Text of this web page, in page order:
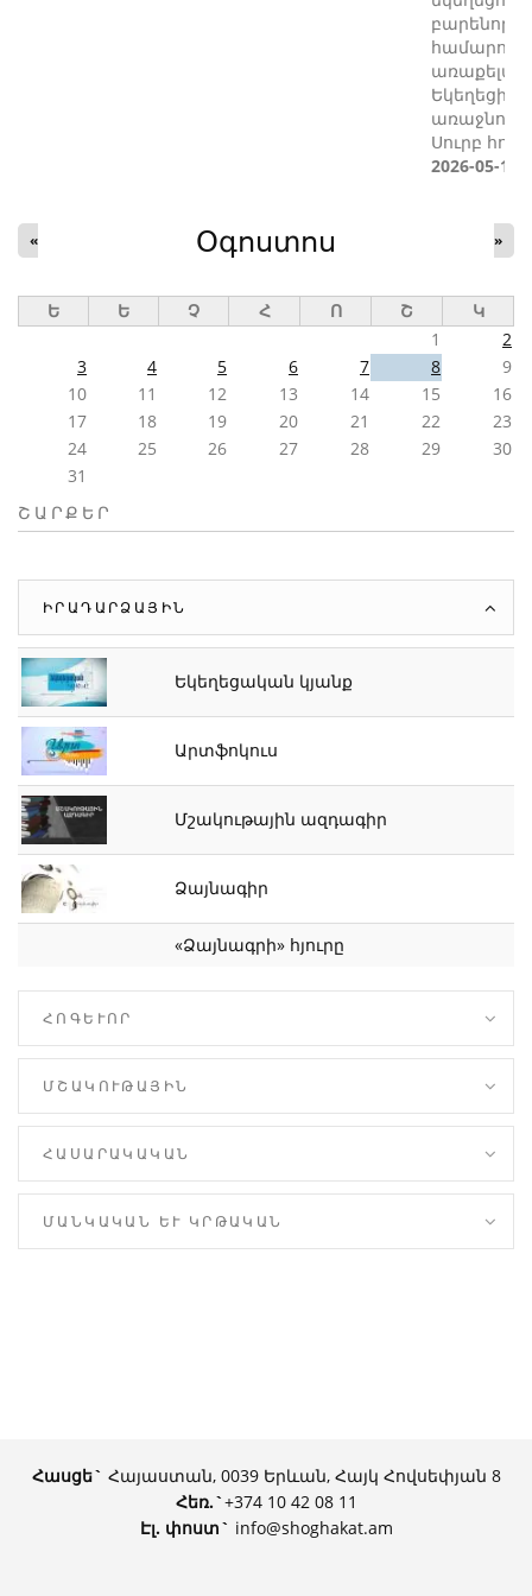
համարում
Եկեղեցին
Սուրբ
2026-05-11
Օգոստոս
« »
Ե Ե Չ Հ Ո Շ
Կ
1
2
3
4 5 6 7 8
9
10
11 12 13 14 15
16
17
18 19 20 21 22
23
24
25 26 27 28 29
30
31
ՇԱՐՔԵՐ
ԻՐԱԴԱՐՁԱՅԻՆ
Եկեղեցական կյանք
Արտֆոկուս
Մշակութային ազդագիր
Ձայնագիր
«Ձայնագրի» հյուրը
ՀՈԳԵՒՈՐ
ՄՇԱԿՈՒԹԱՅԻՆ
ՀԱՍԱՐԱԿԱԿԱՆ
ՄԱՆԿԱԿԱՆ ԵՒ ԿՐԹԱԿԱՆ
Հասցե` Հայաստան, 0039 Երևան, Հայկ Հովսեփյան 8
Հեռ.`+374 10 42 08 11
Էլ. փոստ` info@shoghakat.am